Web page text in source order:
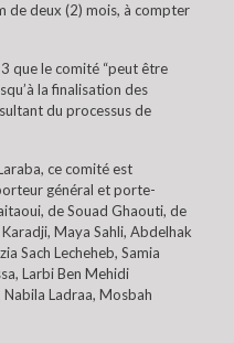
de deux (2) mois, à compter
que le comité “peut être
la finalisation des
du processus de
ce comité est
général et porte-
de Souad Ghaouti, de
Maya Sahli, Abdelhak
Sach Lecheheb, Samia
Larbi Ben Mehidi
Ladraa, Mosbah